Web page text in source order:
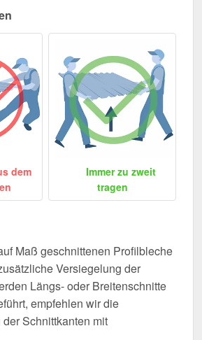
dem
Immer zu zweit
tragen
Maß geschnittenen Profilbleche
Versiegelung der
Längs- oder Breitenschnitte
empfehlen wir die
Schnittkanten mit